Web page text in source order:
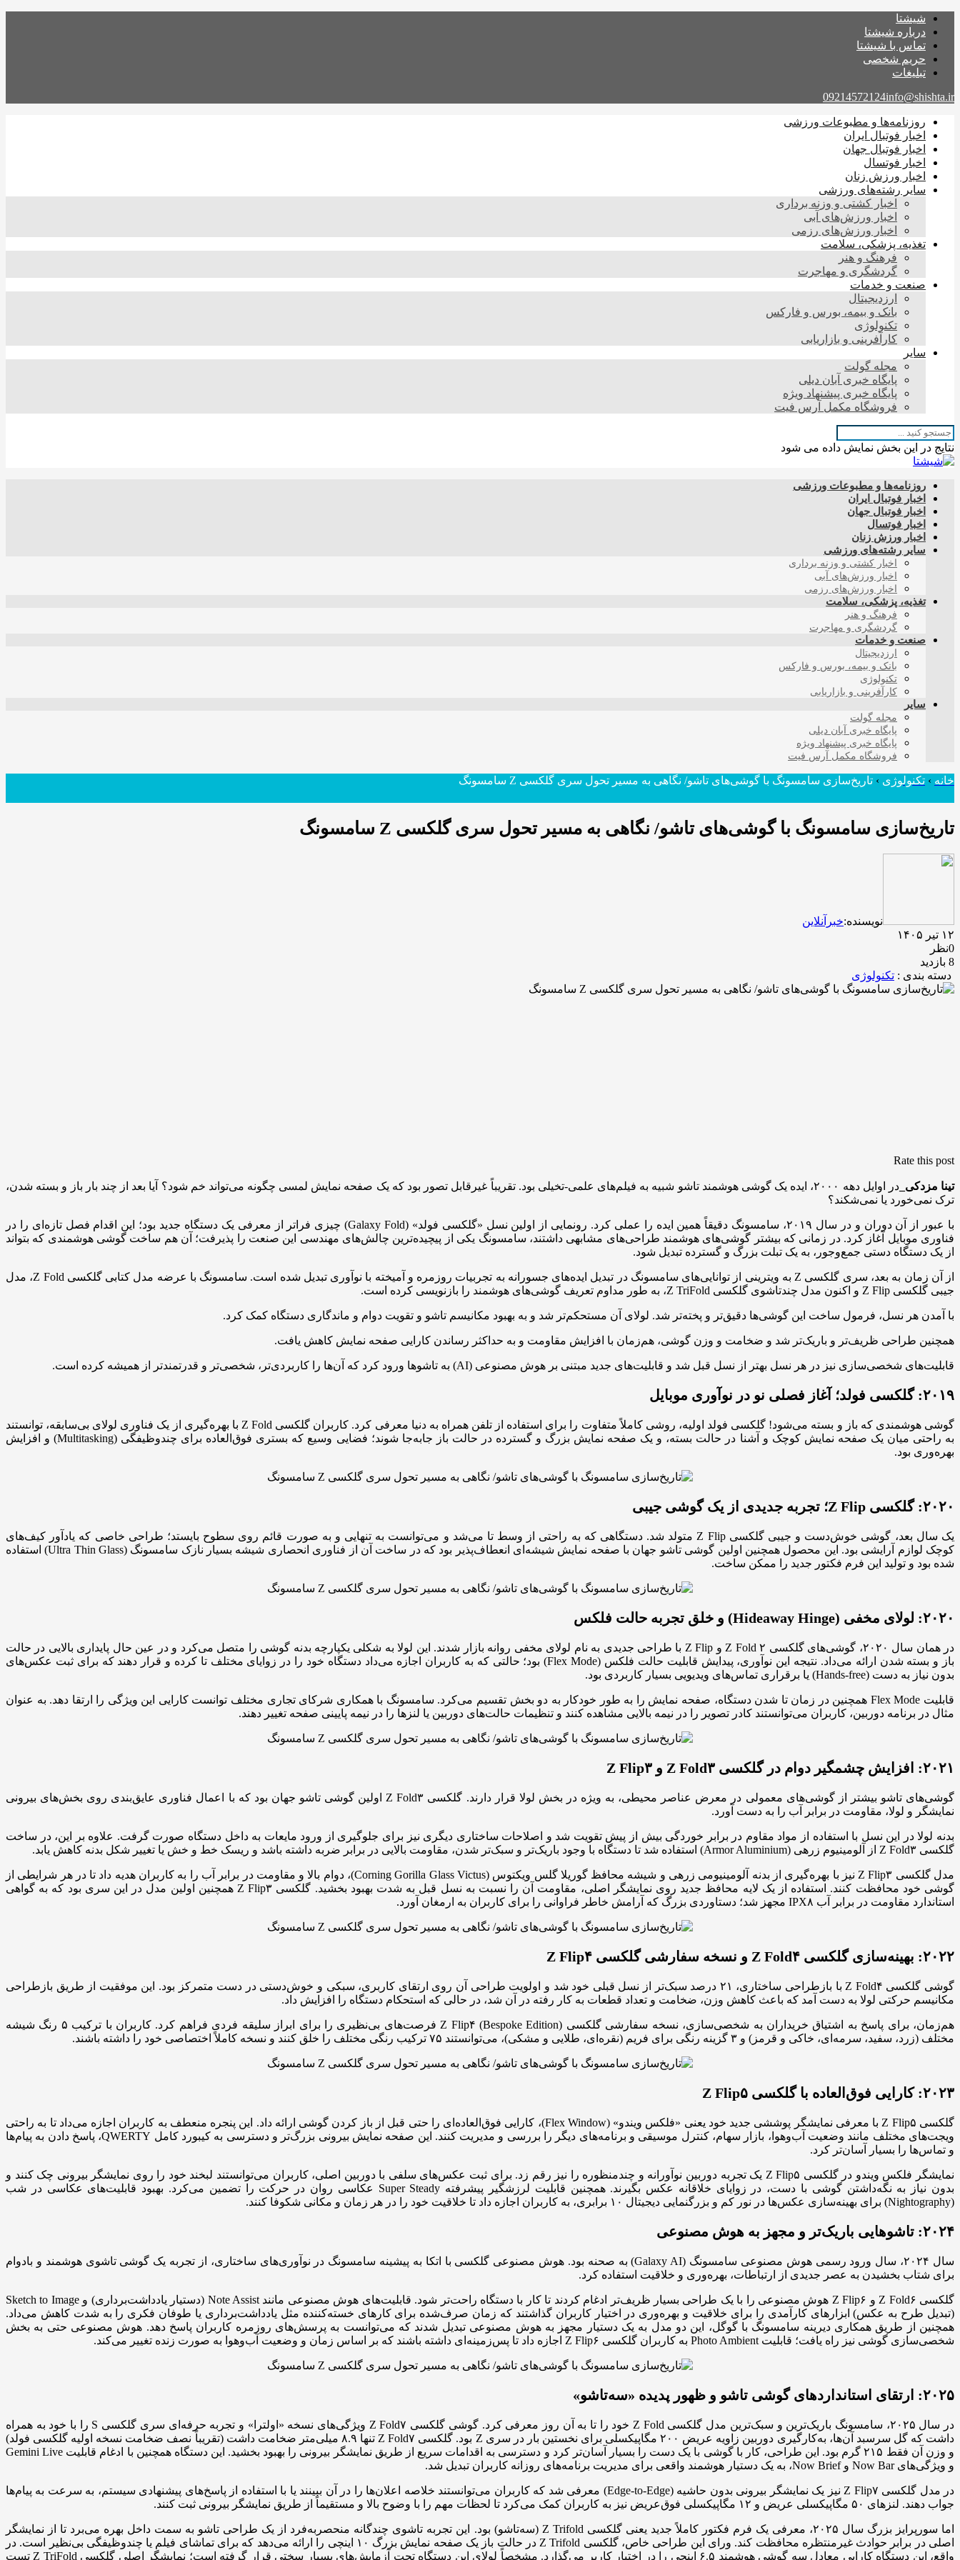
شیشتا
درباره شیشتا
تماس با شیشتا
حریم شخصی
تبلیغات
09214572124info@shishta.ir
روزنامه‌ها و مطبوعات ورزشی
اخبار فوتبال ایران
اخبار فوتبال جهان
اخبار فوتسال
اخبار ورزش زنان
سایر رشته‌های ورزشی
اخبار کشتی و وزنه برداری
اخبار ورزش‌های آبی
اخبار ورزش‌های رزمی
تغذیه، پزشکی، سلامت
فرهنگ و هنر
گردشگری و مهاجرت
صنعت و خدمات
ارزدیجیتال
بانک و بیمه، بورس و فارکس
تکنولوژی
کارآفرینی و بازاریابی
سایر
مجله گولت
پایگاه خبری آبان دیلی
پایگاه خبری پیشنهاد ویژه
فروشگاه مکمل آرس فیت
نتایج در این بخش نمایش داده می شود
روزنامه‌ها و مطبوعات ورزشی
اخبار فوتبال ایران
اخبار فوتبال جهان
اخبار فوتسال
اخبار ورزش زنان
سایر رشته‌های ورزشی
اخبار کشتی و وزنه برداری
اخبار ورزش‌های آبی
اخبار ورزش‌های رزمی
تغذیه، پزشکی، سلامت
فرهنگ و هنر
گردشگری و مهاجرت
صنعت و خدمات
ارزدیجیتال
بانک و بیمه، بورس و فارکس
تکنولوژی
کارآفرینی و بازاریابی
سایر
مجله گولت
پایگاه خبری آبان دیلی
پایگاه خبری پیشنهاد ویژه
فروشگاه مکمل آرس فیت
خانه › تکنولوژی › تاریخ‌سازی سامسونگ با گوشی‌های تاشو/ نگاهی به مسیر تحول سری گلکسی Z سامسونگ
تاریخ‌سازی سامسونگ با گوشی‌های تاشو/ نگاهی به مسیر تحول سری گلکسی Z سامسونگ
نویسنده:خبرآنلاین
۱۲ تیر ۱۴۰۵
0نظر
8 بازدید
دسته بندی : تکنولوژی
Rate this post
تینا مزدکی_
در اوایل دهه ۲۰۰۰، ایده یک گوشی هوشمند تاشو شبیه به فیلم‌های علمی-تخیلی بود. تقریباً غیرقابل تصور بود که یک صفحه نمایش لمسی چگونه می‌تواند خم شود؟ آیا بعد از چند بار باز و بسته شدن،
ترک نمی‌خورد یا نمی‌شکند؟
با عبور از آن دوران و در سال ۲۰۱۹، سامسونگ دقیقاً همین ایده را عملی کرد. رونمایی از اولین نسل «گلکسی فولد» (Galaxy Fold) چیزی فراتر از معرفی یک دستگاه جدید بود؛ این اقدام فصل تازه‌ای را در
فناوری موبایل آغاز کرد. در زمانی که بیشتر گوشی‌های هوشمند طراحی‌های مشابهی داشتند، سامسونگ یکی از پیچیده‌ترین چالش‌های مهندسی این صنعت را پذیرفت؛ آن هم ساخت گوشی هوشمندی که بتواند
از یک دستگاه دستی جمع‌وجور، به یک تبلت بزرگ و گسترده تبدیل شود.
از آن زمان به بعد، سری گلکسی Z به ویترینی از توانایی‌های سامسونگ در تبدیل ایده‌های جسورانه به تجربیات روزمره و آمیخته با نوآوری تبدیل شده است. سامسونگ با عرضه مدل کتابی گلکسی Z Fold، مدل
جیبی گلکسی Z Flip و اکنون مدل چندتاشوی گلکسی Z TriFold، به طور مداوم تعریف گوشی‌های هوشمند را بازنویسی کرده است.
با آمدن هر نسل، فرمول ساخت این گوشی‌ها دقیق‌تر و پخته‌تر شد. لولای آن مستحکم‌تر شد و به بهبود مکانیسم تاشو و تقویت دوام و ماندگاری دستگاه کمک کرد.
همچنین طراحی ظریف‌تر و باریک‌تر شد و ضخامت و وزن گوشی، هم‌زمان با افزایش مقاومت و به حداکثر رساندن کارایی صفحه نمایش کاهش یافت.
قابلیت‌های شخصی‌سازی نیز در هر نسل بهتر از نسل قبل شد و قابلیت‌های جدید مبتنی بر هوش مصنوعی (AI) به تاشوها ورود کرد که آن‌ها را کاربردی‌تر، شخصی‌تر و قدرتمندتر از همیشه کرده است.
۲۰۱۹: گلکسی فولد؛ آغاز فصلی نو در نوآوری موبایل
گوشی هوشمندی که باز و بسته می‌شود! گلکسی فولد اولیه، روشی کاملاً متفاوت را برای استفاده از تلفن همراه به دنیا معرفی کرد. کاربران گلکسی Z Fold با بهره‌گیری از یک فناوری لولای بی‌سابقه، توانستند
به راحتی میان یک صفحه نمایش کوچک و آشنا در حالت بسته، و یک صفحه نمایش بزرگ و گسترده در حالت باز جابه‌جا شوند؛ فضایی وسیع که بستری فوق‌العاده برای چندوظیفگی (Multitasking) و افزایش
بهره‌وری بود.
۲۰۲۰: گلکسی Z Flip؛ تجربه جدیدی از یک گوشی جیبی
یک سال بعد، گوشی خوش‌دست و جیبی گلکسی Z Flip متولد شد. دستگاهی که به راحتی از وسط تا می‌شد و می‌توانست به تنهایی و به صورت قائم روی سطوح بایستد؛ طراحی خاصی که یادآور کیف‌های
کوچک لوازم آرایشی بود. این محصول همچنین اولین گوشی تاشو جهان با صفحه نمایش شیشه‌ای انعطاف‌پذیر بود که در ساخت آن از فناوری انحصاری شیشه بسیار نازک سامسونگ (Ultra Thin Glass) استفاده
شده بود و تولید این فرم فکتور جدید را ممکن ساخت.
۲۰۲۰: لولای مخفی (Hideaway Hinge) و خلق تجربه حالت فلکس
در همان سال ۲۰۲۰، گوشی‌های گلکسی Z Fold ۲ و Z Flip با طراحی جدیدی به نام لولای مخفی روانه بازار شدند. این لولا به شکلی یکپارچه بدنه گوشی را متصل می‌کرد و در عین حال پایداری بالایی در حالت
باز و بسته شدن ارائه می‌داد. نتیجه این نوآوری، پیدایش قابلیت حالت فلکس (Flex Mode) بود؛ حالتی که به کاربران اجازه می‌داد دستگاه خود را در زوایای مختلف تا کرده و قرار دهند که برای ثبت عکس‌های
بدون نیاز به دست (Hands-free) یا برقراری تماس‌های ویدیویی بسیار کاربردی بود.
قابلیت Flex Mode همچنین در زمان تا شدن دستگاه، صفحه نمایش را به طور خودکار به دو بخش تقسیم می‌کرد. سامسونگ با همکاری شرکای تجاری مختلف توانست کارایی این ویژگی را ارتقا دهد. به عنوان
مثال در برنامه دوربین، کاربران می‌توانستند کادر تصویر را در نیمه بالایی مشاهده کنند و تنظیمات حالت‌های دوربین یا لنزها را در نیمه پایینی صفحه تغییر دهند.
۲۰۲۱: افزایش چشمگیر دوام در گلکسی Z Fold۳ و Z Flip۳
گوشی‌های تاشو بیشتر از گوشی‌های معمولی در معرض عناصر محیطی، به ویژه در بخش لولا قرار دارند. گلکسی Z Fold۳ اولین گوشی تاشو جهان بود که با اعمال فناوری عایق‌بندی روی بخش‌های بیرونی
نمایشگر و لولا، مقاومت در برابر آب را به دست آورد.
بدنه لولا در این نسل با استفاده از مواد مقاوم در برابر خوردگی بیش از پیش تقویت شد و اصلاحات ساختاری دیگری نیز برای جلوگیری از ورود مایعات به داخل دستگاه صورت گرفت. علاوه بر این، در ساخت
گلکسی Z Fold۳ از آلومینیوم زرهی (Armor Aluminium) استفاده شد تا دستگاه با وجود باریک‌تر و سبک‌تر شدن، مقاومت بالایی در برابر ضربه داشته باشد و ریسک خط و خش یا تغییر شکل بدنه کاهش یابد.
مدل گلکسی Z Flip۳ نیز با بهره‌گیری از بدنه آلومینیومی زرهی و شیشه محافظ گوریلا گلس ویکتوس (Corning Gorilla Glass Victus)، دوام بالا و مقاومت در برابر آب را به کاربران هدیه داد تا در هر شرایطی از
گوشی خود محافظت کنند. استفاده از یک لایه محافظ جدید روی نمایشگر اصلی، مقاومت آن را نسبت به نسل قبل به شدت بهبود بخشید. گلکسی Z Flip۳ همچنین اولین مدل در این سری بود که به گواهی
استاندارد مقاومت در برابر آب IPX۸ مجهز شد؛ دستاوردی بزرگ که آرامش خاطر فراوانی را برای کاربران به ارمغان آورد.
۲۰۲۲: بهینه‌سازی گلکسی Z Fold۴ و نسخه سفارشی گلکسی Z Flip۴
گوشی گلکسی Z Fold۴ با بازطراحی ساختاری، ۲۱ درصد سبک‌تر از نسل قبلی خود شد و اولویت طراحی آن روی ارتقای کاربری، سبکی و خوش‌دستی در دست متمرکز بود. این موفقیت از طریق بازطراحی
مکانیسم حرکتی لولا به دست آمد که باعث کاهش وزن، ضخامت و تعداد قطعات به کار رفته در آن شد، در حالی که استحکام دستگاه را افزایش داد.
هم‌زمان، برای پاسخ به اشتیاق خریداران به شخصی‌سازی، نسخه سفارشی گلکسی Z Flip۴ (Bespoke Edition) فرصت‌های بی‌نظیری را برای ابراز سلیقه فردی فراهم کرد. کاربران با ترکیب ۵ رنگ شیشه
مختلف (زرد، سفید، سرمه‌ای، خاکی و قرمز) و ۳ گزینه رنگی برای فریم (نقره‌ای، طلایی و مشکی)، می‌توانستند ۷۵ ترکیب رنگی مختلف را خلق کنند و نسخه کاملاً اختصاصی خود را داشته باشند.
۲۰۲۳: کارایی فوق‌العاده با گلکسی Z Flip۵
گلکسی Z Flip۵ با معرفی نمایشگر پوششی جدید خود یعنی «فلکس ویندو» (Flex Window)، کارایی فوق‌العاده‌ای را حتی قبل از باز کردن گوشی ارائه داد. این پنجره منعطف به کاربران اجازه می‌داد تا به راحتی
ویجت‌های مختلف مانند وضعیت آب‌وهوا، بازار سهام، کنترل موسیقی و برنامه‌های دیگر را بررسی و مدیریت کنند. این صفحه نمایش بیرونی بزرگ‌تر و دسترسی به کیبورد کامل QWERTY، پاسخ دادن به پیام‌ها
و تماس‌ها را بسیار آسان‌تر کرد.
نمایشگر فلکس ویندو در گلکسی Z Flip۵ یک تجربه دوربین نوآورانه و چندمنظوره را نیز رقم زد. برای ثبت عکس‌های سلفی با دوربین اصلی، کاربران می‌توانستند لبخند خود را روی نمایشگر بیرونی چک کنند و
بدون نیاز به نگه‌داشتن گوشی با دست، در زوایای خلاقانه عکس بگیرند. همچنین قابلیت لرزشگیر پیشرفته Super Steady عکاسی روان در حرکت را تضمین می‌کرد. بهبود قابلیت‌های عکاسی در شب
(Nightography) برای بهینه‌سازی عکس‌ها در نور کم و بزرگنمایی دیجیتال ۱۰ برابری، به کاربران اجازه داد تا خلاقیت خود را در هر زمان و مکانی شکوفا کنند.
۲۰۲۴: تاشوهایی باریک‌تر و مجهز به هوش مصنوعی
سال ۲۰۲۴، سال ورود رسمی هوش مصنوعی سامسونگ (Galaxy AI) به صحنه بود. هوش مصنوعی گلکسی با اتکا به پیشینه سامسونگ در نوآوری‌های ساختاری، از تجربه یک گوشی تاشوی هوشمند و بادوام
برای شتاب بخشیدن به عصر جدیدی از ارتباطات، بهره‌وری و خلاقیت استفاده کرد.
گلکسی Z Fold۶ و Z Flip۶ هوش مصنوعی را با یک طراحی بسیار ظریف‌تر ادغام کردند تا کار با دستگاه راحت‌تر شود. قابلیت‌های هوش مصنوعی مانند Note Assist (دستیار یادداشت‌برداری) و Sketch to Image
(تبدیل طرح به عکس) ابزارهای کارآمدی را برای خلاقیت و بهره‌وری در اختیار کاربران گذاشتند که زمان صرف‌شده برای کارهای خسته‌کننده مثل یادداشت‌برداری یا طوفان فکری را به شدت کاهش می‌داد.
همچنین از طریق همکاری دیرینه سامسونگ با گوگل، این دو مدل به یک دستیار مجهز به هوش مصنوعی تبدیل شدند که می‌توانست به پرسش‌های روزمره کاربران پاسخ دهد. هوش مصنوعی حتی به بخش
شخصی‌سازی گوشی نیز راه یافت؛ قابلیت Photo Ambient به کاربران گلکسی Z Flip۶ اجازه داد تا پس‌زمینه‌ای داشته باشند که بر اساس زمان و وضعیت آب‌وهوا به صورت زنده تغییر می‌کند.
۲۰۲۵: ارتقای استانداردهای گوشی تاشو و ظهور پدیده «سه‌تاشو»
در سال ۲۰۲۵، سامسونگ باریک‌ترین و سبک‌ترین مدل گلکسی Z Fold خود را تا به آن روز معرفی کرد. گوشی گلکسی Z Fold۷ ویژگی‌های نسخه «اولترا» و تجربه حرفه‌ای سری گلکسی S را با خود به همراه
داشت که گل سرسبد آن‌ها، به‌کارگیری دوربین زاویه عریض ۲۰۰ مگاپیکسلی برای نخستین بار در سری Z بود. گلکسی Z Fold۷ تنها ۸.۹ میلی‌متر ضخامت داشت (تقریباً نصف ضخامت نسخه اولیه گلکسی فولد)
و وزن آن فقط ۲۱۵ گرم بود. این طراحی، کار با گوشی با یک دست را بسیار آسان‌تر کرد و دسترسی به اقدامات سریع از طریق نمایشگر بیرونی را بهبود بخشید. این دستگاه همچنین با ادغام قابلیت Gemini Live
و ویژگی‌های Now Bar و Now Brief، به یک دستیار هوشمند واقعی برای مدیریت برنامه‌های روزانه کاربران تبدیل شد.
در مدل گلکسی Z Flip۷ نیز یک نمایشگر بیرونی بدون حاشیه (Edge-to-Edge) معرفی شد که کاربران می‌توانستند خلاصه اعلان‌ها را در آن ببینند یا با استفاده از پاسخ‌های پیشنهادی سیستم، به سرعت به پیام‌ها
جواب دهند. لنزهای ۵۰ مگاپیکسلی عریض و ۱۲ مگاپیکسلی فوق‌عریض نیز به کاربران کمک می‌کرد تا لحظات مهم را با وضوح بالا و مستقیماً از طریق نمایشگر بیرونی ثبت کنند.
اما سورپرایز بزرگ سال ۲۰۲۵، معرفی یک فرم فکتور کاملاً جدید یعنی گلکسی Z Trifold (سه‌تاشو) بود. این تجربه تاشوی چندگانه منحصربه‌فرد از یک طراحی تاشو به سمت داخل بهره می‌برد تا از نمایشگر
اصلی در برابر حوادث غیرمنتظره محافظت کند. ورای این طراحی خاص، گلکسی Z Trifold در حالت باز یک صفحه نمایش بزرگ ۱۰ اینچی را ارائه می‌دهد که برای تماشای فیلم یا چندوظیفگی بی‌نظیر است. در
واقع، این دستگاه کارایی معادل سه گوشی هوشمند ۶.۵ اینچی را در اختیار کاربر می‌گذارد. مشخصاً لولای این دستگاه تحت آزمایش‌های بسیار سختی قرار گرفته است؛ نمایشگر اصلی گلکسی Z TriFold تست